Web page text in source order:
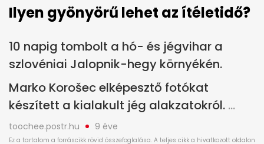
Ilyen gyönyörű lehet az ítéletidő?
10 napig tombolt a hó- és jégvihar a
szlovéniai Jalopnik-hegy környékén.
Marko Korošec elképesztő fotókat
készített a kialakult jég alakzatokról.
toochee.postr.hu 9 éve